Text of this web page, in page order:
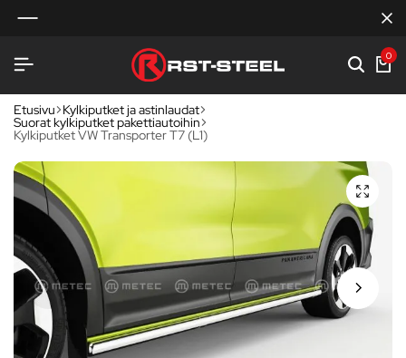
0
Etusivu Kylkiputket ja astinlaudat
Suorat kylkiputket pakettiautoihin
Kylkiputket VW Transporter T7 (L1)